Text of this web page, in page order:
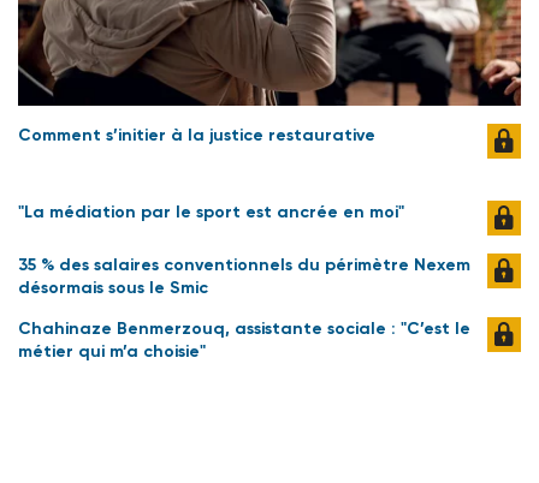
Comment s’initier à la justice restaurative
"La médiation par le sport est ancrée en moi"
35 % des salaires conventionnels du périmètre Nexem
désormais sous le Smic
Chahinaze Benmerzouq, assistante sociale : "C’est le
métier qui m’a choisie"